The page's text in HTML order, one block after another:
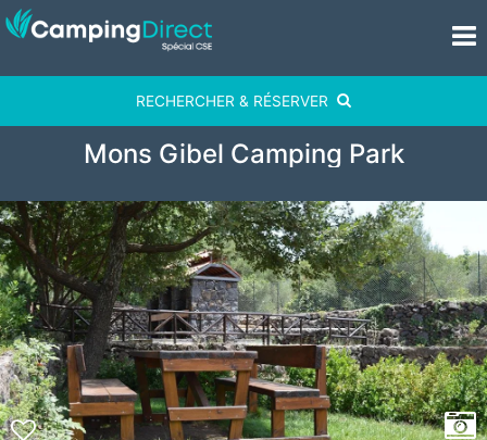
RECHERCHER & RÉSERVER
Mons Gibel Camping Park